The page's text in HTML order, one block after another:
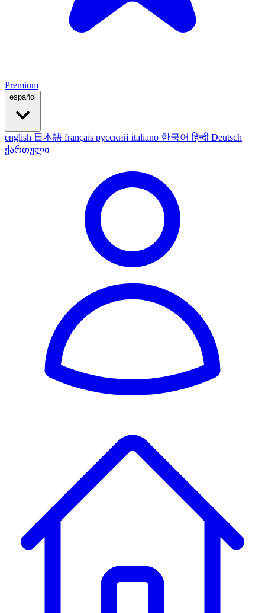
Premium
español
english 日本語 français русский italiano 한국어हिन्दी Deutsch
ქართული